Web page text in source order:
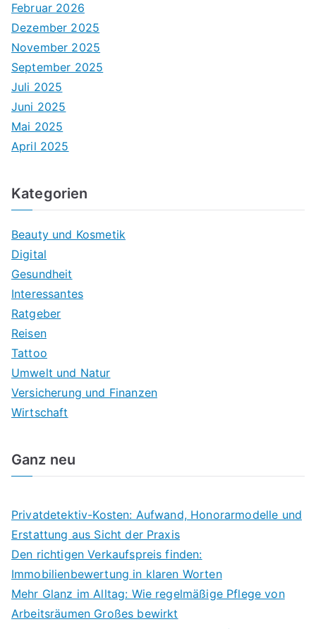
Februar 2026
Dezember 2025
November 2025
September 2025
Juli 2025
Juni 2025
Mai 2025
April 2025
Kategorien
Beauty und Kosmetik
Digital
Gesundheit
Interessantes
Ratgeber
Reisen
Tattoo
Umwelt und Natur
Versicherung und Finanzen
Wirtschaft
Ganz neu
Privatdetektiv-Kosten: Aufwand, Honorarmodelle und
Erstattung aus Sicht der Praxis
Den richtigen Verkaufspreis finden:
Immobilienbewertung in klaren Worten
Mehr Glanz im Alltag: Wie regelmäßige Pflege von
Arbeitsräumen Großes bewirkt